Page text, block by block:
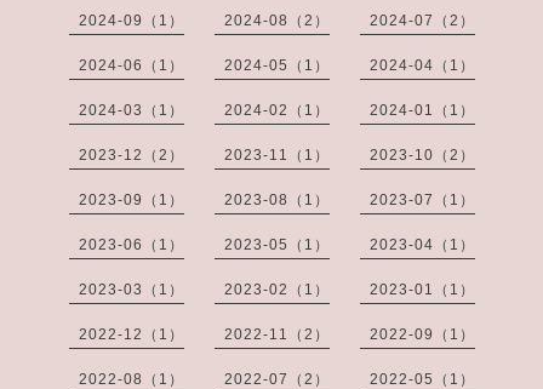
2024-09（1） 2024-08（2） 2024-07（2）
2024-06（1） 2024-05（1） 2024-04（1）
2024-03（1） 2024-02（1） 2024-01（1）
2023-12（2） 2023-11（1） 2023-10（2）
2023-09（1） 2023-08（1） 2023-07（1）
2023-06（1） 2023-05（1） 2023-04（1）
2023-03（1） 2023-02（1） 2023-01（1）
2022-12（1） 2022-11（2） 2022-09（1）
2022-08（1） 2022-07（2） 2022-05（1）